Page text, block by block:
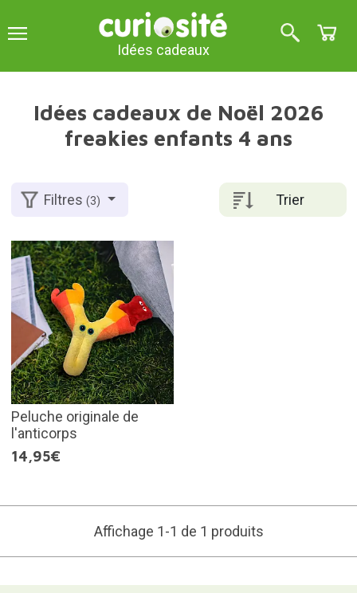
Idées cadeaux
Idées cadeaux de Noël 2026
freakies enfants 4 ans
Trier
Filtres(3)
Peluche originale de
l'anticorps
14,95€
Affichage 1-1 de 1 produits